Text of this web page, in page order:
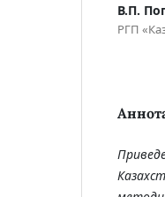
В.П.
РГП